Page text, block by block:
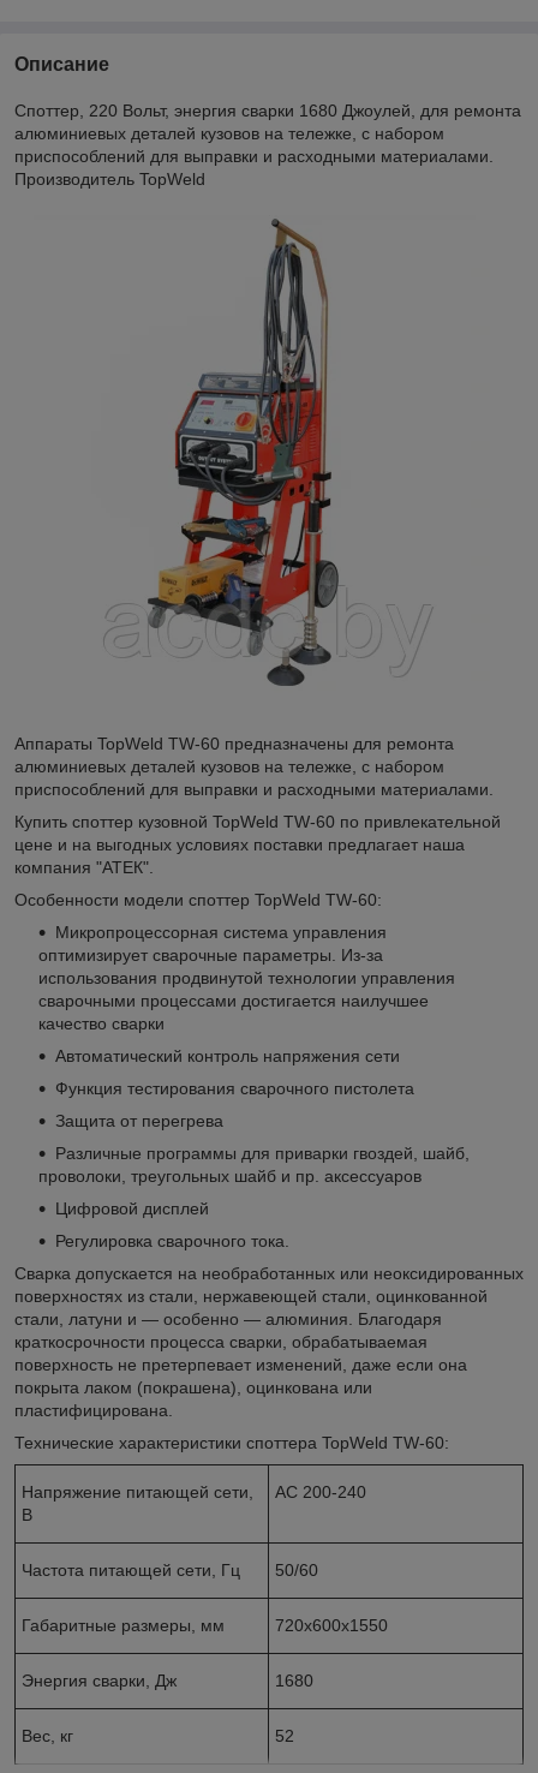
Описание
Споттер, 220 Вольт, энергия сварки 1680 Джоулей, для ремонта
алюминиевых деталей кузовов на тележке, с набором
приспособлений для выправки и расходными материалами.
Производитель TopWeld
Аппараты TopWeld TW-60 предназначены для ремонта
алюминиевых деталей кузовов на тележке, с набором
приспособлений для выправки и расходными материалами.
Купить споттер кузовной TopWeld TW-60 по привлекательной
цене и на выгодных условиях поставки предлагает наша
компания "АТЕК".
Особенности модели споттер TopWeld TW-60:
Микропроцессорная система управления
оптимизирует сварочные параметры. Из-за
использования продвинутой технологии управления
сварочными процессами достигается наилучшее
качество сварки
Автоматический контроль напряжения сети
Функция тестирования сварочного пистолета
Защита от перегрева
Различные программы для приварки гвоздей, шайб,
проволоки, треугольных шайб и пр. аксессуаров
Цифровой дисплей
Регулировка сварочного тока.
Сварка допускается на необработанных или неоксидированных
поверхностях из стали, нержавеющей стали, оцинкованной
стали, латуни и ― особенно ― алюминия. Благодаря
краткосрочности процесса сварки, обрабатываемая
поверхность не претерпевает изменений, даже если она
покрыта лаком (покрашена), оцинкована или
пластифицирована.
Технические характеристики споттера TopWeld TW-60:
Напряжение питающей сети,
В
АС 200-240
Частота питающей сети, Гц 50/60
Габаритные размеры, мм 720х600х1550
Энергия сварки, Дж 1680
Вес, кг 52